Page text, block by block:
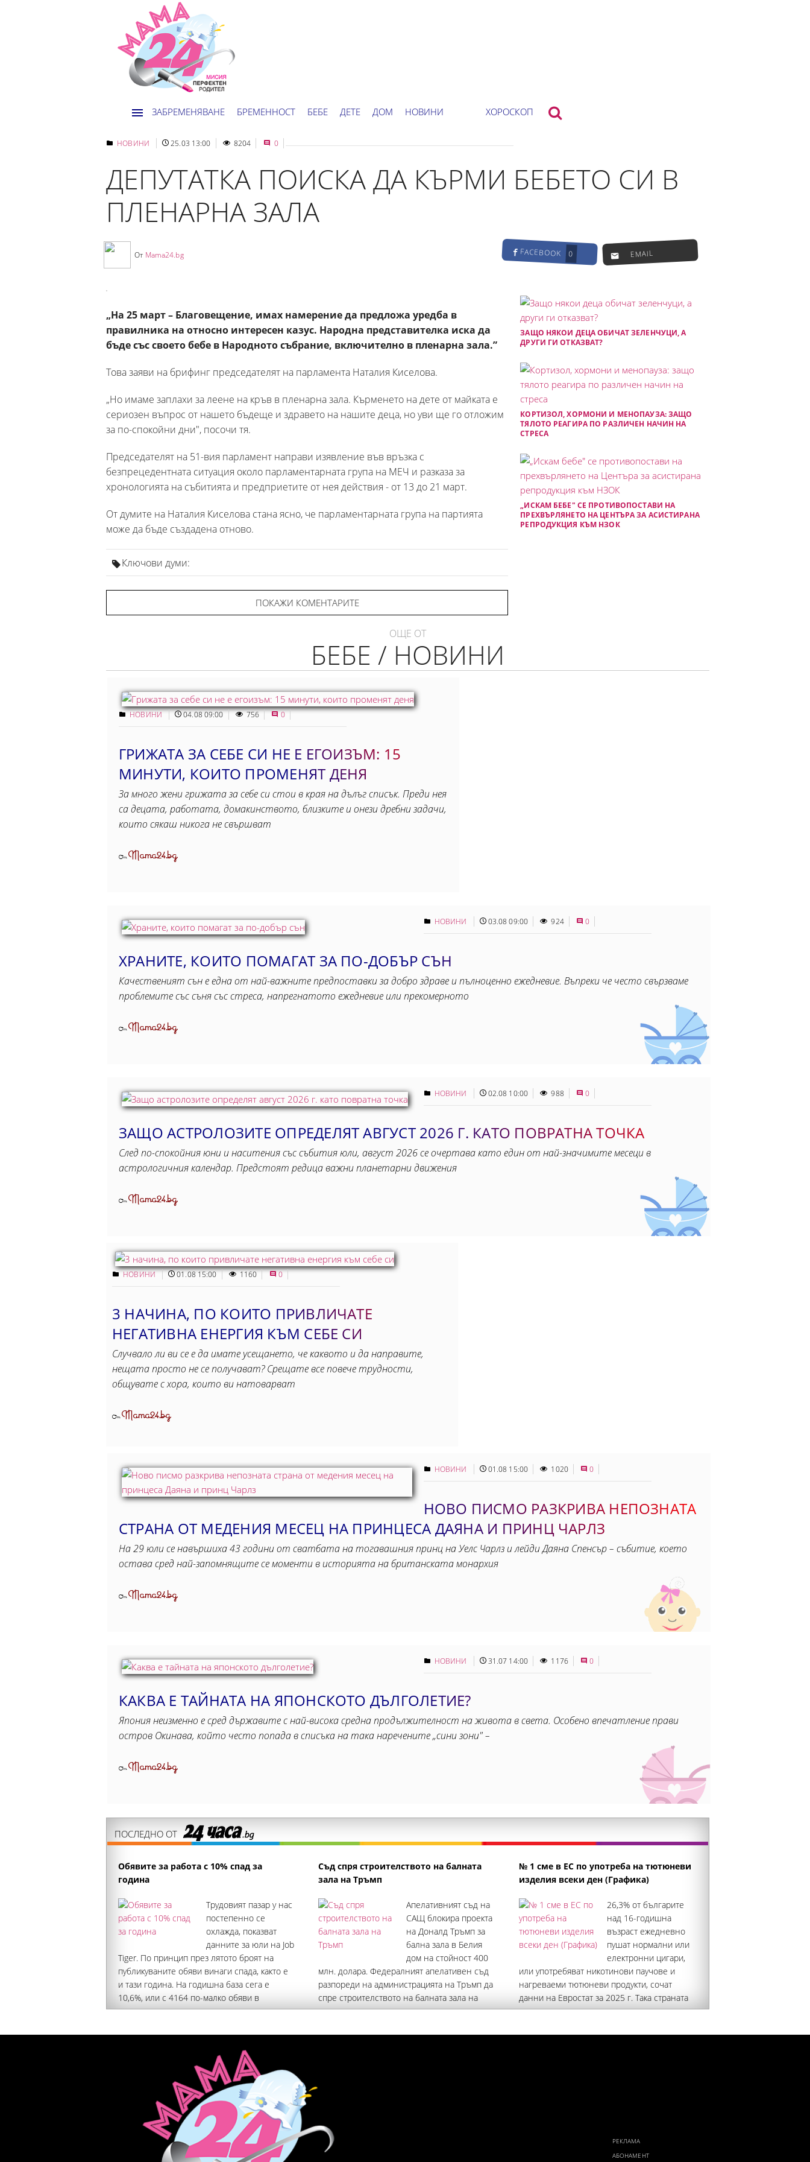
ЗАБРЕМЕНЯВАНЕ БРЕМЕННОСТ БЕБЕ ДЕТЕ ДОМ НОВИНИ ХОРОСКОП
НОВИНИ 25.03 13:00 8204 0
ДЕПУТАТКА ПОИСКА ДА КЪРМИ БЕБЕТО СИ В
ПЛЕНАРНА ЗАЛА
От Mama24.bg FACEBOOK 0 EMAIL
„На 25 март – Благовещение, имах намерение да предложа уредба в
правилника на относно интересен казус. Народна представителка иска да
бъде със своето бебе в Народното събрание, включително в пленарна зала.”
Това заяви на брифинг председателят на парламента Наталия Киселова.
„Но имаме заплахи за леене на кръв в пленарна зала. Кърменето на дете от майката е
сериозен въпрос от нашето бъдеще и здравето на нашите деца, но уви ще го отложим
за по-спокойни дни", посочи тя.
Председателят на 51-вия парламент направи изявление във връзка с
безпрецедентната ситуация около парламентарната група на МЕЧ и разказа за
хронологията на събитията и предприетите от нея действия - от 13 до 21 март.
От думите на Наталия Киселова стана ясно, че парламентарната група на партията
може да бъде създадена отново.
Ключови думи:
ПОКАЖИ КОМЕНТАРИТЕ
ЗАЩО НЯКОИ ДЕЦА ОБИЧАТ ЗЕЛЕНЧУЦИ, А
ДРУГИ ГИ ОТКАЗВАТ?
КОРТИЗОЛ, ХОРМОНИ И МЕНОПАУЗА: ЗАЩО
ТЯЛОТО РЕАГИРА ПО РАЗЛИЧЕН НАЧИН НА
СТРЕСА
„ИСКАМ БЕБЕ" СЕ ПРОТИВОПОСТАВИ НА
ПРЕХВЪРЛЯНЕТО НА ЦЕНТЪРА ЗА АСИСТИРАНА
РЕПРОДУКЦИЯ КЪМ НЗОК
ОЩЕ ОТ
БЕБЕ / НОВИНИ
НОВИНИ 04.08 09:00 756 0
ГРИЖАТА ЗА СЕБЕ СИ НЕ Е ЕГОИЗЪМ: 15
МИНУТИ, КОИТO ПРОМЕНЯТ ДЕНЯ
За много жени грижата за себе си стои в края на дълъг списък. Преди нея
са децата, работата, домакинството, близките и онези дребни задачи,
които сякаш никога не свършват
ОтMama24.bg
НОВИНИ 03.08 09:00 924 0
ХРАНИТЕ, КОИТО ПОМАГАТ ЗА ПО-ДОБЪР СЪН
Качественият сън е една от най-важните предпоставки за добро здраве и пълноценно ежедневие. Въпреки че често свързваме
проблемите със съня със стреса, напрегнатото ежедневие или прекомерното
ОтMama24.bg
НОВИНИ 02.08 10:00 988 0
ЗАЩО АСТРОЛОЗИТЕ ОПРЕДЕЛЯТ АВГУСТ 2026 Г. КАТО ПОВРАТНА ТОЧКА
След по-спокойния юни и наситения със събития юли, август 2026 се очертава като един от най-значимите месеци в
астрологичния календар. Предстоят редица важни планетарни движения
ОтMama24.bg
НОВИНИ 01.08 15:00 1160 0
3 НАЧИНА, ПО КОИТО ПРИВЛИЧАТЕ
НЕГАТИВНА ЕНЕРГИЯ КЪМ СЕБЕ СИ
Случвало ли ви се е да имате усещането, че каквото и да направите,
нещата просто не се получават? Срещате все повече трудности,
общувате с хора, които ви натоварват
ОтMama24.bg
НОВИНИ 01.08 15:00 1020 0
НОВО ПИСМО РАЗКРИВА НЕПОЗНАТА
СТРАНА ОТ МЕДЕНИЯ МЕСЕЦ НА ПРИНЦЕСА ДАЯНА И ПРИНЦ ЧАРЛЗ
На 29 юли се навършиха 43 години от сватбата на тогавашния принц на Уелс Чарлз и лейди Даяна Спенсър – събитие, което
остава сред най-запомнящите се моменти в историята на британската монархия
ОтMama24.bg
НОВИНИ 31.07 14:00 1176 0
КАКВА Е ТАЙНАТА НА ЯПОНСКОТО ДЪЛГОЛЕТИЕ?
Япония неизменно е сред държавите с най-висока средна продължителност на живота в света. Особено впечатление прави
остров Окинава, който често попада в списъка на така наречените „сини зони" –
ОтMama24.bg
ПОСЛЕДНО ОТ
Обявите за работа с 10% спад за
година
Трудовият пазар у нас
постепенно се
охлажда, показват
данните за юли на Job
Tiger. По принцип през лятото броят на
публикуваните обяви винаги спада, както е
и тази година. На годишна база сега е
10,6%, или с 4164 по-малко обяви в
сравнение с юли 2025 г., сочат данните.
сектори на икономиката
Съд спря строителството на балната
зала на Тръмп
Апелативният съд на
САЩ блокира проекта
на Доналд Тръмп за
бална зала в Белия
дом на стойност 400
млн. долара. Федералният апелативен съд
разпореди на администрацията на Тръмп да
спре строителството на балната зала на
мястото на събореното Източно крило на
който е със седалище във Вашингтон
№ 1 сме в ЕС по употреба на тютюневи
изделия всеки ден (Графика)
26,3% от българите
над 16-годишна
възраст ежедневно
пушат нормални или
електронни цигари,
или употребяват никотинови паучове и
нагреваеми тютюневи продукти, сочат
данни на Евростат за 2025 г. Така страната
ни е лидер в Европейския съюз (ЕС) по дял
тютюневи изделия. Това е доста над
РЕКЛАМА
АБОНАМЕНТ